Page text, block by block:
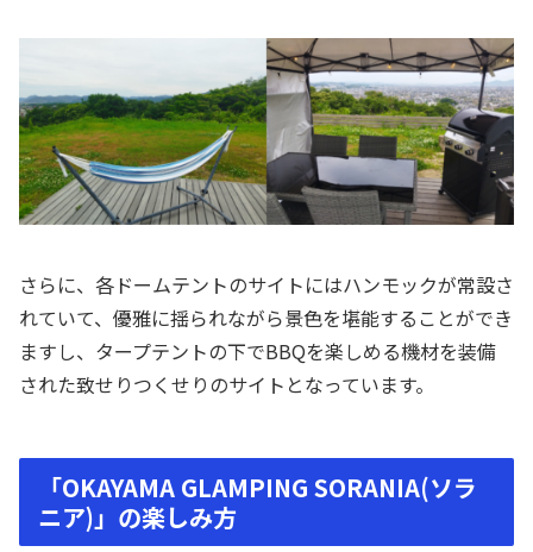
さらに、各ドームテントのサイトにはハンモックが常設さ
れていて、優雅に揺られながら景色を堪能することができ
ますし、タープテントの下でBBQを楽しめる機材を装備
された致せりつくせりのサイトとなっています。
「OKAYAMA GLAMPING SORANIA(ソラ
ニア)」の楽しみ方